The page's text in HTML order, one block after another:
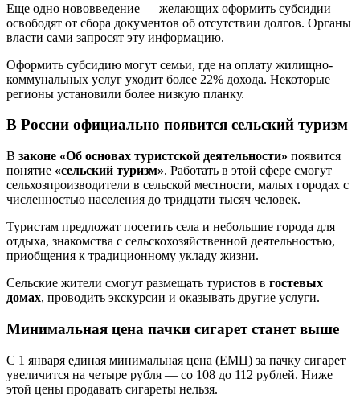
Еще одно нововведение — желающих оформить субсидии
освободят от сбора документов об отсутствии долгов. Органы
власти сами запросят эту информацию.
Оформить субсидию могут семьи, где на оплату жилищно-
коммунальных услуг уходит более 22% дохода. Некоторые
регионы установили более низкую планку.
В России официально появится сельский туризм
В законе «Об основах туристской деятельности» появится
понятие «сельский туризм». Работать в этой сфере смогут
сельхозпроизводители в сельской местности, малых городах с
численностью населения до тридцати тысяч человек.
Туристам предложат посетить села и небольшие города для
отдыха, знакомства с сельскохозяйственной деятельностью,
приобщения к традиционному укладу жизни.
Сельские жители смогут размещать туристов в гостевых
домах, проводить экскурсии и оказывать другие услуги.
Минимальная цена пачки сигарет станет выше
С 1 января единая минимальная цена (ЕМЦ) за пачку сигарет
увеличится на четыре рубля — со 108 до 112 рублей. Ниже
этой цены продавать сигареты нельзя.